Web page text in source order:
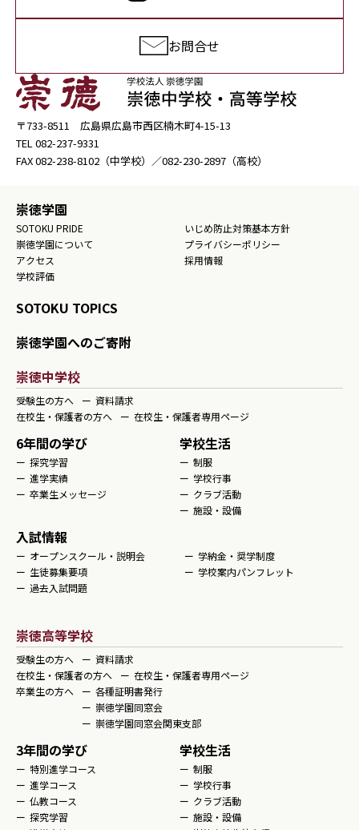
〒733-8511 広島県広島市西区楠木町4-15-13
TEL082-237-9331
FAX082-238-8102 （中学校）／082-230-2897 （高校）
お問合せ
崇徳学園
SOTOKU PRIDE
崇徳学園について
アクセス
学校評価
いじめ防止対策基本方針
プライバシーポリシー
採用情報
SOTOKU TOPICS
崇徳学園へのご寄附
崇徳中学校
受験生の方へ
資料請求
在校生・保護者の方へ
在校生・保護者専用ページ
6年間の学び
探究学習
進学実績
卒業生メッセージ
学校生活
制服
学校行事
クラブ活動
施設・設備
入試情報
オープンスクール・説明会
生徒募集要項
過去入試問題
学納金・奨学制度
学校案内パンフレット
崇徳高等学校
受験生の方へ
資料請求
在校生・保護者の方へ
在校生・保護者専用ページ
卒業生の方へ
各種証明書発行
崇徳学園同窓会
崇徳学園同窓会関東支部
3年間の学び
特別進学コース
進学コース
仏教コース
探究学習
学校生活
制服
学校行事
クラブ活動
施設・設備